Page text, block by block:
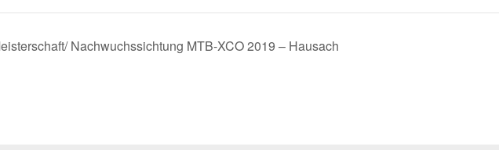
Nachwuchssichtung MTB-XCO 2019 – Hausach